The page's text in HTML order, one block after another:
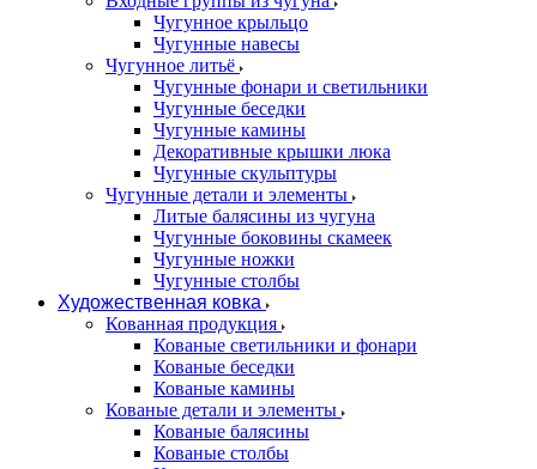
Чугунное крыльцо
Чугунные навесы
Чугунное литьё
Чугунные фонари и светильники
Чугунные беседки
Чугунные камины
Декоративные крышки люка
Чугунные скульптуры
Чугунные детали и элементы
Литые балясины из чугуна
Чугунные боковины скамеек
Чугунные ножки
Чугунные столбы
Художественная ковка
Кованная продукция
Кованые светильники и фонари
Кованые беседки
Кованые камины
Кованые детали и элементы
Кованые балясины
Кованые столбы